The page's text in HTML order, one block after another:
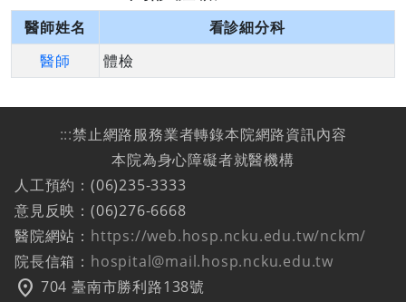
醫師姓名
看診細分科
醫師
體檢
:::禁止網路服務業者轉錄本院網路資訊內容
本院為身心障礙者就醫機構
人工預約：(06)235-3333
意見反映：(06)276-6668
醫院網站： https://web.hosp.ncku.edu.tw/nckm/
院長信箱： hospital@mail.hosp.ncku.edu.tw
location_on 704 臺南市勝利路138號